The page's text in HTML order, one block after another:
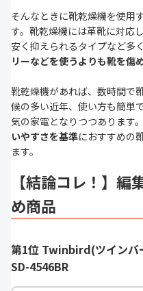
そんなときに靴乾燥機を使用
す。靴乾燥機には革靴に対応
安く抑えられるタイプなど多
リーなどを使うよりも靴を傷
靴乾燥機があれば、数時間で
候の多い近年、使い方も簡単
気の家電となりつつあります
いやすさを基準におすすめの
ます。
【結論コレ！】編
め商品
第1位 Twinbird(ツインバ
SD-4546BR